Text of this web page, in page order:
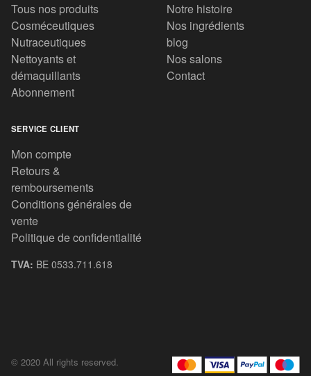
Tous nos produits
Cosméceutiques
Nutraceutiques
Nettoyants et
démaquillants
Abonnement
Notre histoire
Nos ingrédients
blog
Nos salons
Contact
SERVICE CLIENT
Mon compte
Retours &
remboursements
Conditions générales de
vente
Politique de confidentialité
TVA: BE 0533.711.618
© 2020 All rights reserved.